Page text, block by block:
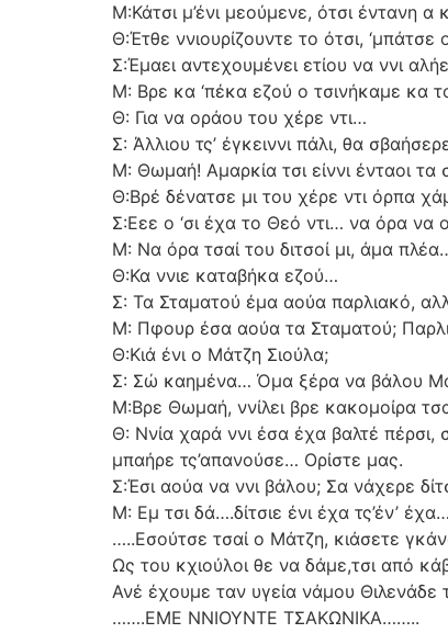
Μ:Κάτσι μ’ένι μεούμενε, ότσι έντανη
Θ:Έτθε ννιουρίζουντε το ότσι,
Σ:Έμαει αντεχουμένει ετίου να ννι
Μ: Βρε κα ‘πέκα εζού ο τσινήκαμε κα
Θ: Για να οράου του χέρε ντι…
Σ: Άλλιου τς’ έγκειννι πάλι, θα
Μ: Θωμαή! Αμαρκία τσι είννι ένταοι τα
Θ:Βρέ δένατσε μι του χέρε ντι όρπα
Σ:Εεε ο ‘σι έχα το Θεό ντι… να όρα να
Μ: Να όρα τσαί του διτσοί μι, άμα
Θ:Κα ννιε καταβήκα εζού…
Σ: Τα Σταματού έμα αούα παρλιακό,
Μ: Πφουρ έσα αούα τα Σταματού;
Θ:Κιά ένι ο Μάτζη Σιούλα;
Σ: Σώ καημένα… Όμα ξέρα να βάλου
Μ:Βρε Θωμαή, ννίλει βρε κακομοίρα
Θ: Ννία χαρά ννι έσα έχα βαλτέ πέρσι,
μπαήρε τς’απανούσε… Ορίστε μας.
Σ:Έσι αούα να ννι βάλου; Σα νάχερε
Μ: Εμ τσι δά….δίτσιε ένι έχα τς’έν’
…..Εσούτσε τσαί ο Μάτζη, κιάσετε
Ως του κχιούλοι θε να δάμε,τσι από
Ανέ έχουμε ταν υγεία νάμου Θιλενάδε
…….ΕΜΕ ΝΝΙΟΥΝΤΕ ΤΣΑΚΩΝΙΚΑ……..